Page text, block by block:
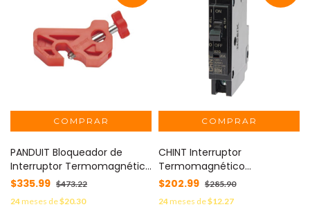
PANDUIT Bloqueador de
Interruptor Termomagnético
tipo Riel DIN o Mini
Interruptor. Color rojo PSL-
MCBNT
$335.99 $473.22
24meses de$20.30
CHINT Interruptor
Termomagnético
Enchufable, Serie: B2Q, 1P,
50A, 120/240V (SKU:1002269)
MOD: B2QP150E
$202.99 $285.90
24meses de$12.27